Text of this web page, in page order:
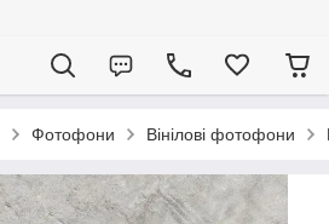
Фотофони Вінілові фотофони